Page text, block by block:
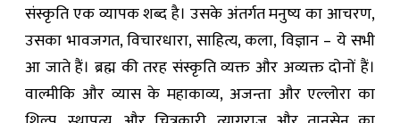
संस्कृति एक व्यापक शब्द है। उसके अंतर्गत मनुष्य का आचरण,
उसका भावजगत, विचारधारा, साहित्य, कला, विज्ञान – ये सभी
आ जाते हैं। ब्रह्म की तरह संस्कृति व्यक्त और अव्यक्त दोनों हैं।
वाल्मीकि और व्यास के महाकाव्य, अजन्ता और एल्लोरा का